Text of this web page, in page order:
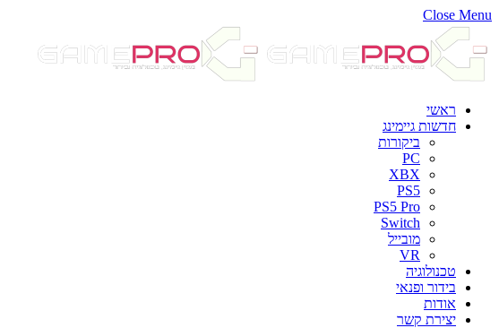
Close Menu
ראשי
חדשות גיימינג
ביקורות
PC
XBX
PS5
PS5 Pro
Switch
מובייל
VR
טכנולוגיה
בידור ופנאי
אודות
יצירת קשר